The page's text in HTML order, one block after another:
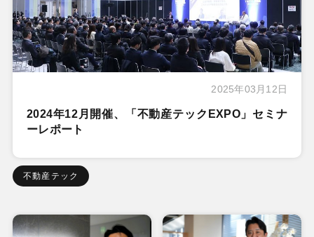
2025年03月12日
2024年12月開催、「不動産テックEXPO」セミナ
ーレポート
不動産テック